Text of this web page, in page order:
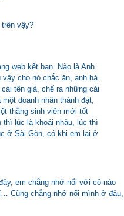
vậy?
web kết bạn. Nào là Anh
cho nó chắc ăn, anh há.
tên giả, chế ra những cái
doanh nhân thành đạt,
thằng sinh viên mới tốt
lúc là khoái nhậu, lúc thì
ở Sài Gòn, có khi em lại ở
em chẳng nhớ nổi với cô nào
Cũng chẳng nhớ nổi mình ở đâu,